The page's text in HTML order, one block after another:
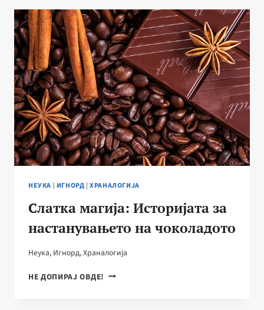
СВЕТОТ
НЕУКА | ИГНОРД |ХРАНАЛОГИЈА
Слатка магија: Историјата за
настанувањето на чоколадото
Неука, Игнорд,Храналогија
НЕ ДОПИРАЈ ОВДЕ! СЛАТКА